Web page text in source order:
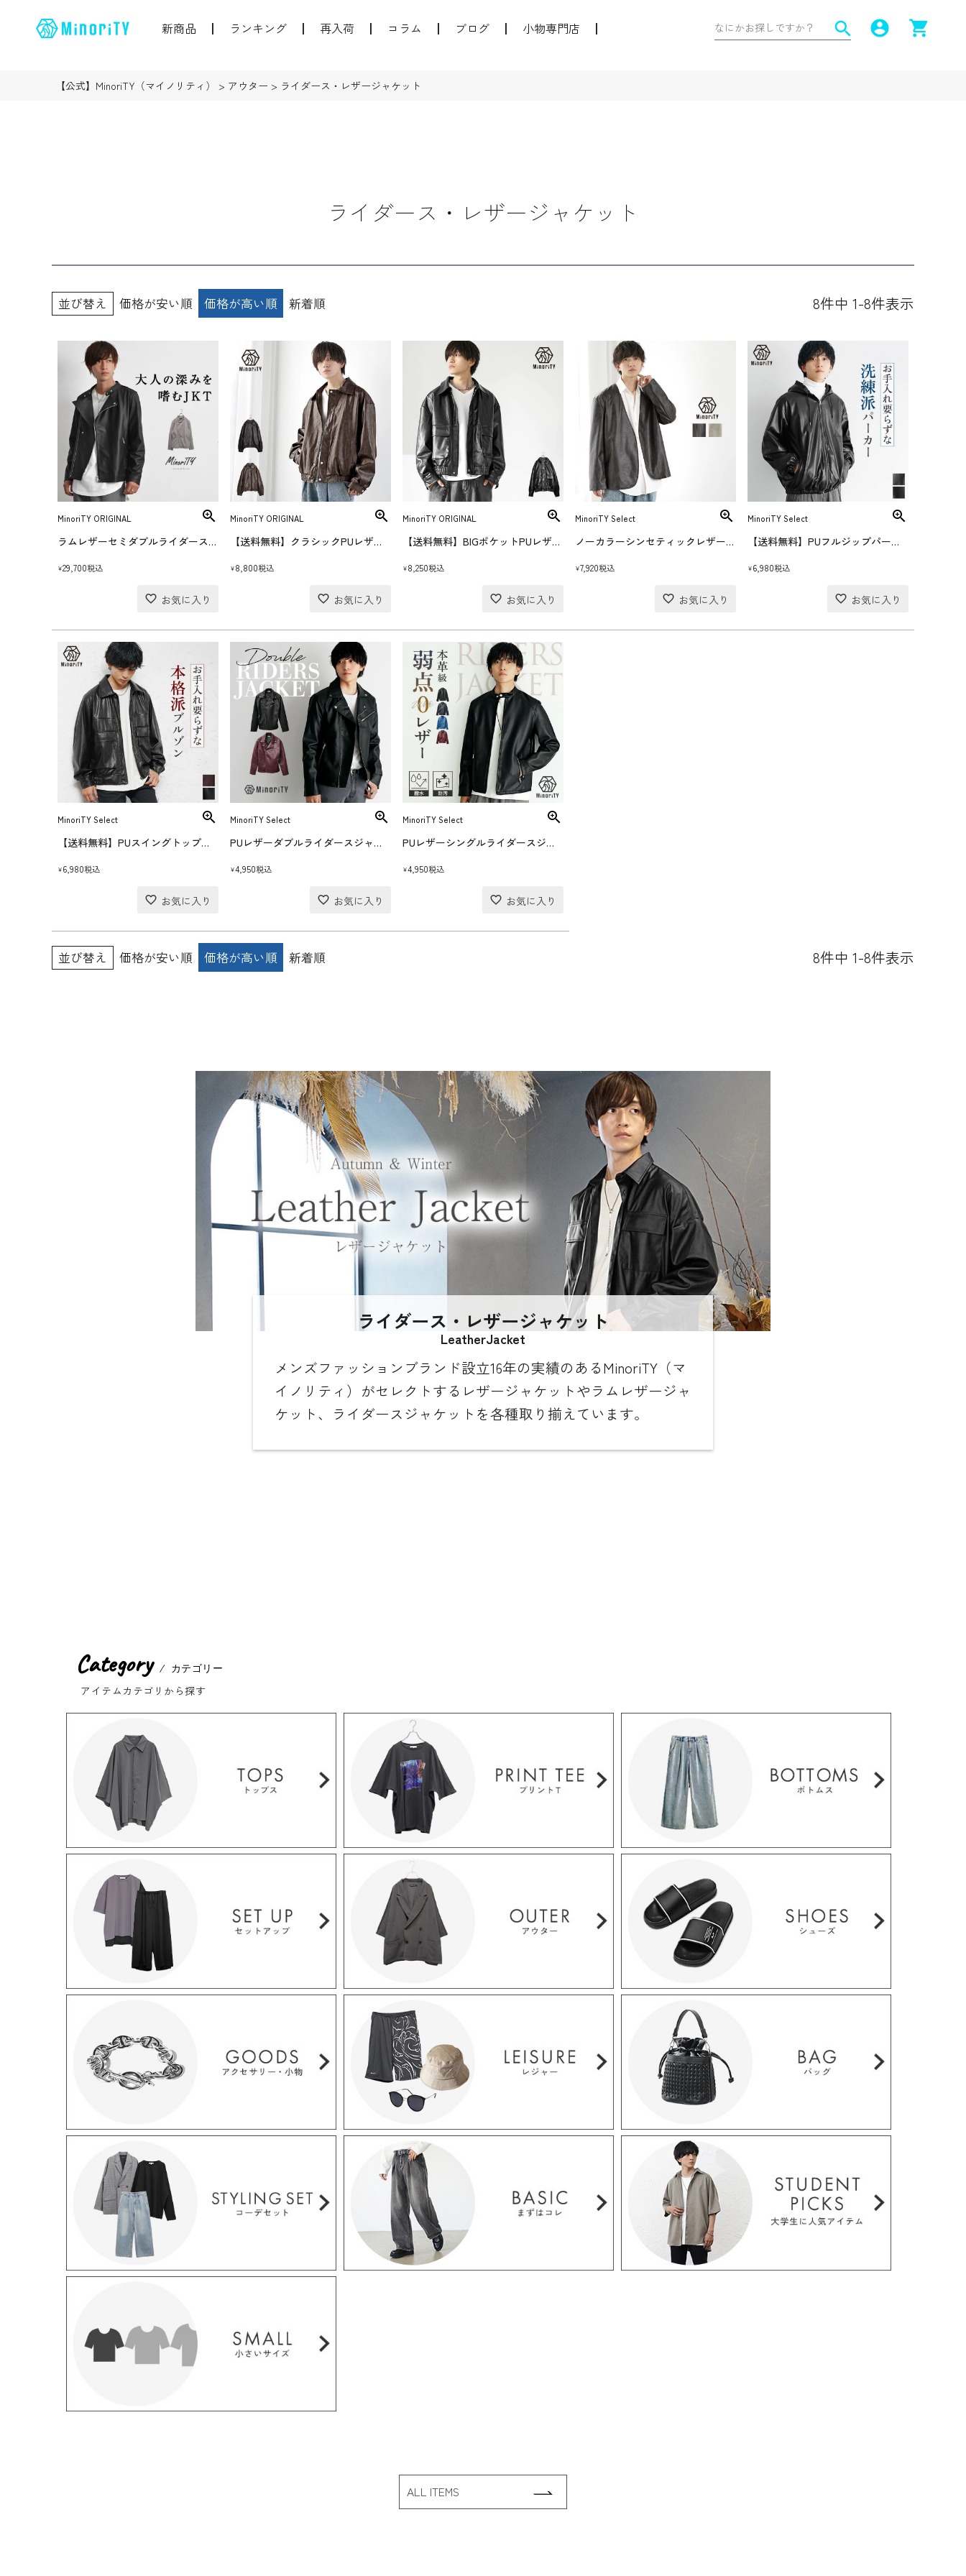
新商品 ランキング 再入荷 コラム ブログ 小物専門店 search account_circle shopping_cart
【公式】MinoriTY（マイノリティ） アウター ライダース・レザージャケット
ライダース・レザージャケット
並び替え 価格が安い順 価格が高い順 新着順 8件中 1-8件表示
MinoriTY ORIGINAL
ラムレザーセミダブルライダースジャケット
¥29,700税込
MinoriTY ORIGINAL
【送料無料】クラシックPUレザージャケット
¥8,800税込
MinoriTY ORIGINAL
【送料無料】BIGポケットPUレザーブルゾン
¥8,250税込
MinoriTY Select
ノーカラーシンセティックレザージャケット
¥7,920税込
MinoriTY Select
【送料無料】PUフルジップパーカー
¥6,980税込
MinoriTY Select
【送料無料】PUスイングトップジャケット
¥6,980税込
MinoriTY Select
PUレザーダブルライダースジャケット
¥4,950税込
MinoriTY Select
PUレザーシングルライダースジャケット
¥4,950税込
並び替え 価格が安い順 価格が高い順 新着順 8件中 1-8件表示
ライダース・レザージャケット
LeatherJacket
メンズファッションブランド設立16年の実績のあるMinoriTY（マ
イノリティ）がセレクトするレザージャケットやラムレザージャ
ケット、ライダースジャケットを各種取り揃えています。
Category カテゴリー
アイテムカテゴリから探す
ALL ITEMS